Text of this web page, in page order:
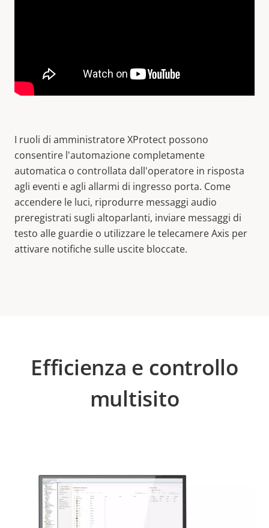
I ruoli di amministratore XProtect possono
consentire l'automazione completamente
automatica o controllata dall'operatore in risposta
agli eventi e agli allarmi di ingresso porta. Come
accendere le luci, riprodurre messaggi audio
preregistrati sugli altoparlanti, inviare messaggi di
testo alle guardie o utilizzare le telecamere Axis per
attivare notifiche sulle uscite bloccate.
Efficienza e controllo
multisito